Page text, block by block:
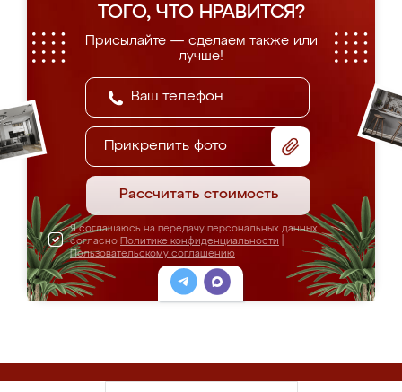
ТОГО, ЧТО НРАВИТСЯ?
Присылайте — сделаем также или
лучше!
Прикрепить фото
Рассчитать стоимость
Я соглашаюсь на передачу персональных данных
согласно Политике конфиденциальности
Пользовательскому соглашению